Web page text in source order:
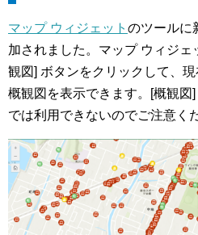
マップ ウィジェット のツールに
加されました。マップ ウィジ
観図] ボタンをクリックして、
概観図を表示できます。[概観図
では利用できないのでご注意く